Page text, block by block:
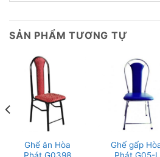
SẢN PHẨM TƯƠNG TỰ
Ghế ăn Hòa
Phát G0398
Ghế gấp
Phát G05-I